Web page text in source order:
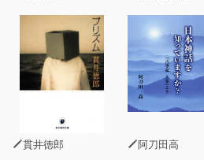
貫井徳郎 阿刀田高